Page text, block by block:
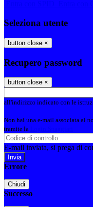
Seleziona utente
button close ×
Recupero password
button close ×
all'indirizzo indicato con le
Non hai una e-mail associata al
tramite la
E-mail inviata, si prega di
Errore
Chiudi
Successo